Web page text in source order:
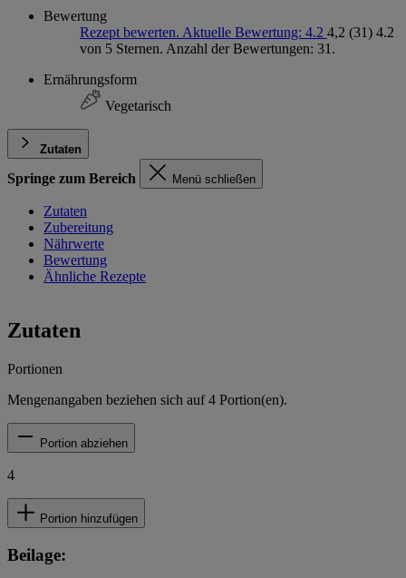
Bewertung
Rezept bewerten. Aktuelle Bewertung: 4.2 4,2 (31) 4.2
von 5 Sternen. Anzahl der Bewertungen: 31.
Ernährungsform
Vegetarisch
Zutaten
Springe zum Bereich Menü schließen
Zutaten
Zubereitung
Nährwerte
Bewertung
Ähnliche Rezepte
Zutaten
Portionen
Mengenangaben beziehen sich auf4 Portion(en).
Portion abziehen
4
Portion hinzufügen
Beilage: